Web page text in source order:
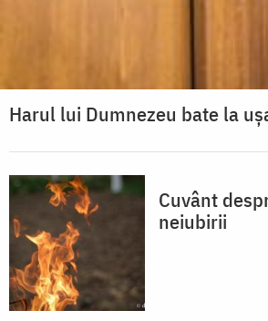
Harul lui Dumnezeu bate la
Cuvânt
neiubirii